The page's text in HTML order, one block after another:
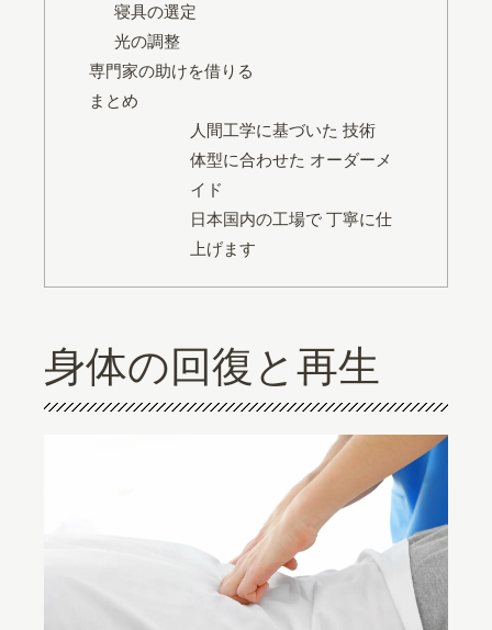
寝具の選定
光の調整
専門家の助けを借りる
まとめ
人間工学に基づいた 技術
体型に合わせた オーダーメ
イド
日本国内の工場で 丁寧に仕
上げます
身体の回復と再生